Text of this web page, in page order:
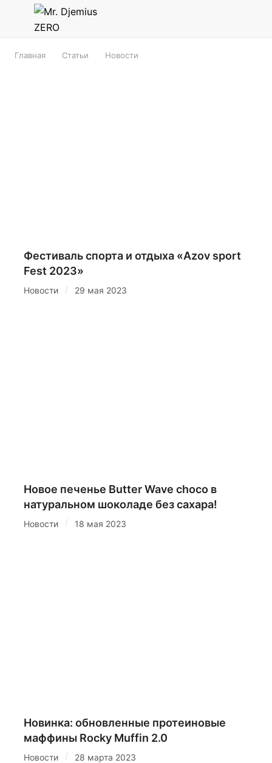
Главная Статьи Новости
Фестиваль спорта и отдыха «Azov sport
Fest 2023»
Новости / 29 мая 2023
Новое печенье Butter Wave choco в
натуральном шоколаде без сахара!
Новости / 18 мая 2023
Новинка: обновленные протеиновые
маффины Rocky Muffin 2.0
Новости / 28 марта 2023